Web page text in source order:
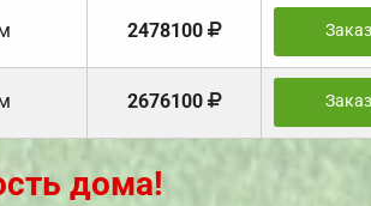
2478100
2676100
дома!